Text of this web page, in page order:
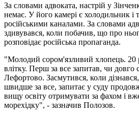
За словами адвоката, настрій у
немає. У його камері є холодильник і
російськими каналами. За словами
здивувався, коли побачив, що про
розповідає російська пропаганда.
"Молодий сором'язливий хлопець. 20
влітку. Перш за все запитав, чи
Лефортово. Засмутився, коли
швидше за все, запитає у суду
вищу освіту отримувати за фахом і
морехідку", - зазначив Полозов.